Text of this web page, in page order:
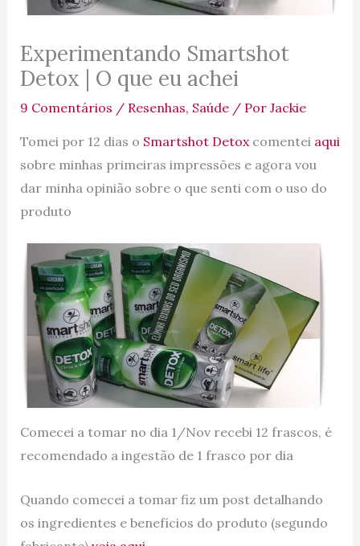
Experimentando Smartshot
Detox | O que eu achei
9 Comentários / Resenhas, Saúde/ Por Jackie
Tomei por 12 dias o Smartshot Detox comentei aqui
sobre minhas primeiras impressões e agora vou
dar minha opinião sobre o que senti com o uso do
produto
Comecei a tomar no dia 1/Nov recebi 12 frascos, é
recomendado a ingestão de 1 frasco por dia
Quando comecei a tomar fiz um post detalhando
os ingredientes e benefícios do produto (segundo